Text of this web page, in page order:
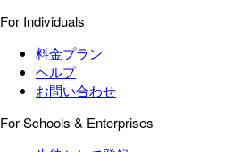
For Individuals
料金プラン
ヘルプ
お問い合わせ
For Schools & Enterprises